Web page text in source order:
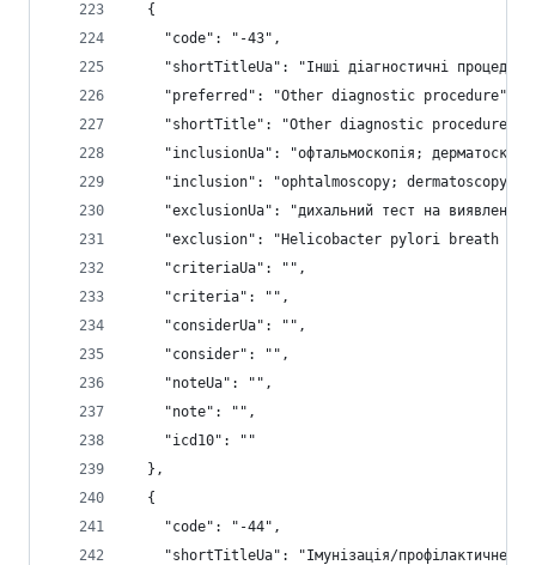
  {
    "code": "-43",
"shortTitleUa": "Інші діагностичні
    "preferred": "Other diagnostic procedure",
    "shortTitle": "Other diagnostic procedure",
"inclusionUa": "офтальмоскопія;
"inclusion": "ophtalmoscopy; dermatoscopy;
"exclusionUa": "дихальний тест на
"exclusion": "Helicobacter pylori breath
    "criteriaUa": "",
    "criteria": "",
    "considerUa": "",
    "consider": "",
    "noteUa": "",
    "note": "",
    "icd10": ""
  },
  {
    "code": "-44",
"shortTitleUa": "Імунізація/профілактичне